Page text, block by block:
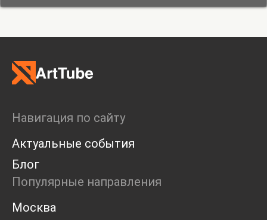
Навигация по сайту
Актуальные события
Блог
Популярные направления
Москва